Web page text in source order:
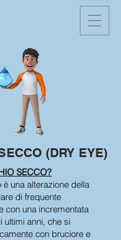
(DRY EYE)
SECCO?
è una alterazione della
di frequente
con una incrementata
ultimi anni, che si
con bruciore e